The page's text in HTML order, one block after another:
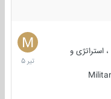
و
27
تیر
1405